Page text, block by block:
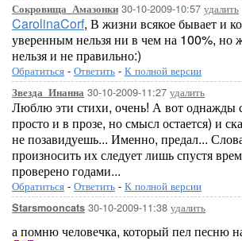
Сокровища_Амазонки 30-10-2009-10:57 удалить
CarolinaCorf, В жизни всякое бывает и
уверенным нельзя ни в чем на 100%, но
нельзя и не правильно:)
Обратиться - Ответить - К полной версии
Звезда_Инанна 30-10-2009-11:27 удалить
Люблю эти стихи, очень! А вот однажды
просто и в прозе, но смысл остается) и
не позавидуешь... Именно, предал...
произносить их следует лишь спустя
проверено годами...
Обратиться - Ответить - К полной версии
Starsmooncats 30-10-2009-11:38 удалить
а помню человечка, который пел песню